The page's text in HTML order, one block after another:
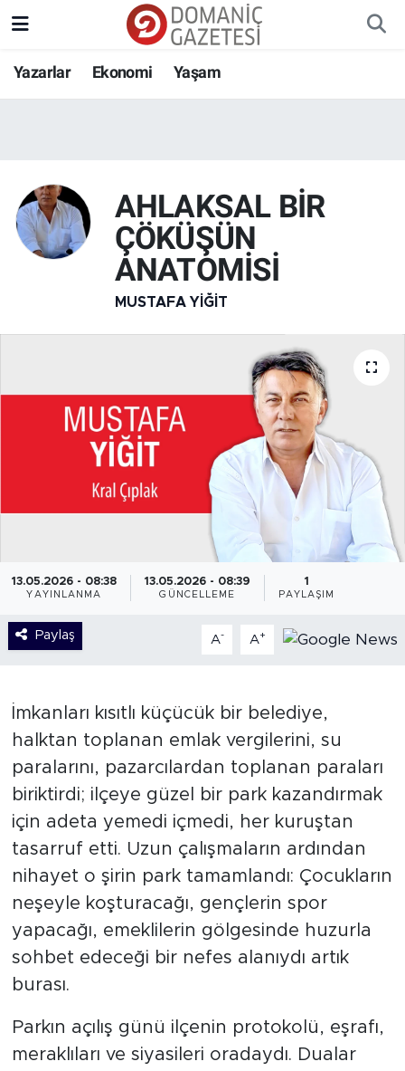
Yazarlar Ekonomi Yaşam
AHLAKSAL BİR
ÇÖKÜŞÜN
ANATOMİSİ
MUSTAFA YIĞIT
13.05.2026 - 08:38
YAYINLANMA
13.05.2026 - 08:39
GÜNCELLEME
1
PAYLAŞIM
Paylaş A- A+
İmkanları kısıtlı küçücük bir belediye,
halktan toplanan emlak vergilerini, su
paralarını, pazarcılardan toplanan paraları
biriktirdi; ilçeye güzel bir park kazandırmak
için adeta yemedi içmedi, her kuruştan
tasarruf etti. Uzun çalışmaların ardından
nihayet o şirin park tamamlandı: Çocukların
neşeyle koşturacağı, gençlerin spor
yapacağı, emeklilerin gölgesinde huzurla
sohbet edeceği bir nefes alanıydı artık
burası.
Parkın açılış günü ilçenin protokolü, eşrafı,
meraklıları ve siyasileri oradaydı. Dualar